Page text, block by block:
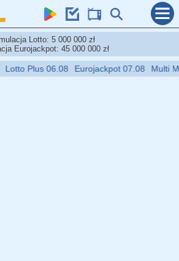
Lotto: 5 000 000 zł
Eurojackpot: 45 000 000 zł
Plus 06.08 Eurojackpot 07.08 Multi Multi